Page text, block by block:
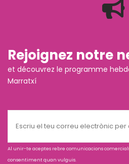
Rejoignez notre
et découvrez le programme
Marratxí
Al unir-te aceptes rebre comunicacions
consentiment quan vulguis.